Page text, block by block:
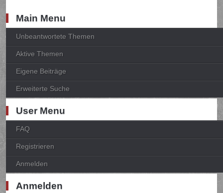
Main Menu
Unbeantwortete Themen
Aktive Themen
Eigene Beiträge
Erweiterte Suche
User Menu
FAQ
Registrieren
Anmelden
Anmelden